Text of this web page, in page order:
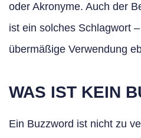
oder Akronyme. Auch der
ist ein solches Schlagwort
übermäßige Verwendung
WAS IST KEIN
Ein Buzzword ist nicht zu